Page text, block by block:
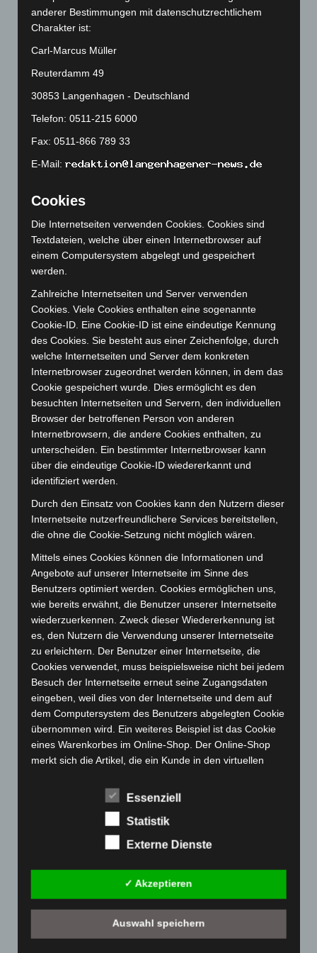
August 2025(90)
Juli 2025(90)
Juni 2025(103)
Mai 2025(112)
April 2025(88)
März 2025(111)
Februar 2025(96)
Januar 2025
(88)
November 2024
Oktober 2024(93)
September 2024(112)
August 2024
(107)
Juni 2024(107)
Mai 2024(149)
April 2024
März 2024(103)
Februar 2024(103)
Januar 2024
(111)
Dezember 2023(130)
November 2023 (130)
Oktober 2023(114)
September 2023
(133)
August 2023(134)
Juli 2023(118)
Juni 2023(142)
Mai 2023
April 2023(155)
März 2023(174)
Februar 2023(154)
Januar 2023(140)
Dezember 2022(130)
November 2022(167)
Oktober 2022(166)
September 2022 (205)
Februar 2022(189)
anderer Bestimmungen mit datenschutzrechtlichem
Charakter ist:
Carl-Marcus Müller
Reuterdamm 49
30853 Langenhagen - Deutschland
Telefon: 0511-215 6000
Fax: 0511-866 789 33
E-Mail:
Cookies
Die Internetseiten verwenden Cookies. Cookies sind
Textdateien, welche über einen Internetbrowser auf
einem Computersystem abgelegt und gespeichert
werden.
Zahlreiche Internetseiten und Server verwenden
Cookies. Viele Cookies enthalten eine sogenannte
Cookie-ID. Eine Cookie-ID ist eine eindeutige Kennung
des Cookies. Sie besteht aus einer Zeichenfolge, durch
welche Internetseiten und Server dem konkreten
Internetbrowser zugeordnet werden können, in dem das
Cookie gespeichert wurde. Dies ermöglicht es den
besuchten Internetseiten und Servern, den individuellen
Browser der betroffenen Person von anderen
Internetbrowsern, die andere Cookies enthalten, zu
unterscheiden. Ein bestimmter Internetbrowser kann
über die eindeutige Cookie-ID wiedererkannt und
identifiziert werden.
Durch den Einsatz von Cookies kann den Nutzern dieser
Internetseite nutzerfreundlichere Services bereitstellen,
die ohne die Cookie-Setzung nicht möglich wären.
Mittels eines Cookies können die Informationen und
Angebote auf unserer Internetseite im Sinne des
Benutzers optimiert werden. Cookies ermöglichen uns,
wie bereits erwähnt, die Benutzer unserer Internetseite
wiederzuerkennen. Zweck dieser Wiedererkennung ist
es, den Nutzern die Verwendung unserer Internetseite
zu erleichtern. Der Benutzer einer Internetseite, die
Cookies verwendet, muss beispielsweise nicht bei jedem
Besuch der Internetseite erneut seine Zugangsdaten
eingeben, weil dies von der Internetseite und dem auf
dem Computersystem des Benutzers abgelegten Cookie
übernommen wird. Ein weiteres Beispiel ist das Cookie
eines Warenkorbes im Online-Shop. Der Online-Shop
merkt sich die Artikel, die ein Kunde in den virtuellen
Die betroffene Person kann die Setzung von Cookies
durch unsere Internetseite jederzeit mittels einer
entsprechenden Einstellung des genutzten
Internetbrowsers verhindern und damit der Setzung von
Internetbrowser oder andere Softwareprogramme
gelöscht werden. Dies ist in allen gängigen
Internetbrowsern möglich. Deaktiviert die betroffene
Person die Setzung von Cookies in dem genutzten
Essenziell
Statistik
Externe Dienste
✓ Akzeptieren
Auswahl speichern